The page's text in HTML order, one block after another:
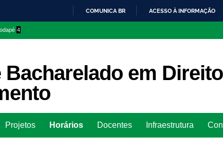
O
COMUNICA BR ACESSO À INFORMAÇÃO
4
Bacharelado em
para
Projetos Horários Docentes Infraestrutura